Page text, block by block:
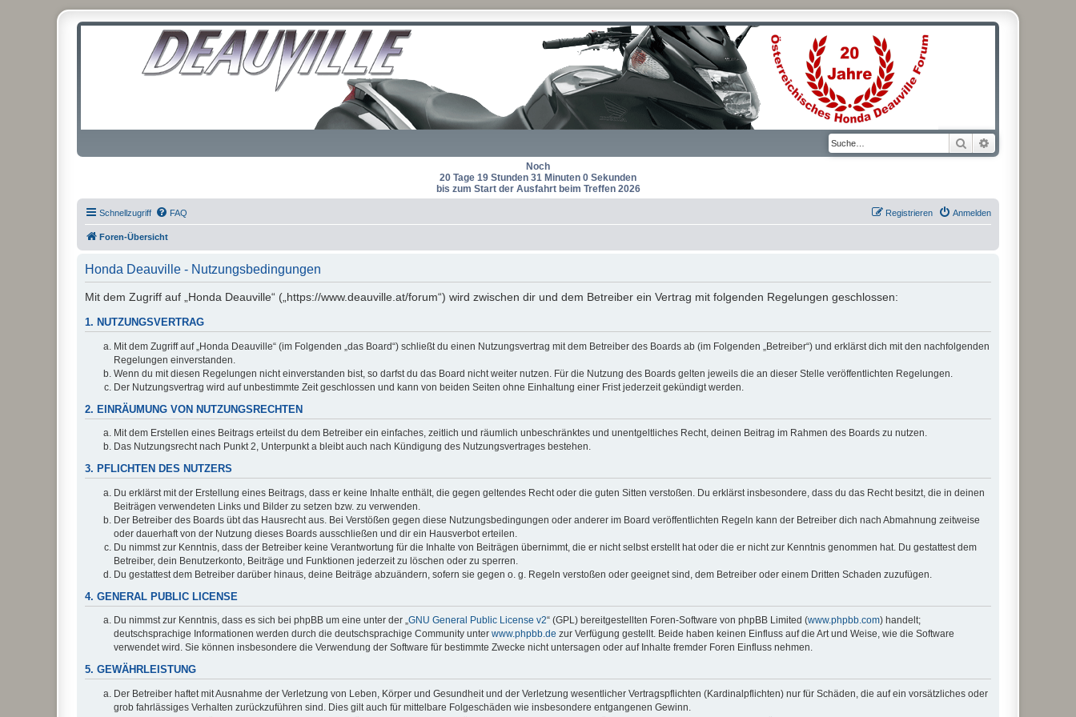
Suche
Noch
20 Tage 19 Stunden 31 Minuten 0 Sekunden
bis zum Start der Ausfahrt beim Treffen 2026
Schnellzugriff FAQ Anmelden
Registrieren
Foren-Übersicht
Honda Deauville - Nutzungsbedingungen
Mit dem Zugriff auf „Honda Deauville“ („https://www.deauville.at/forum“) wird zwischen dir und dem Betreiber ein Vertrag mit folgenden Regelungen geschlossen:
1. NUTZUNGSVERTRAG
Mit dem Zugriff auf „Honda Deauville“ (im Folgenden „das Board“) schließt du einen Nutzungsvertrag mit dem Betreiber des Boards ab (im Folgenden „Betreiber“) und erklärst dich mit den nachfolgenden
Regelungen einverstanden.
Wenn du mit diesen Regelungen nicht einverstanden bist, so darfst du das Board nicht weiter nutzen. Für die Nutzung des Boards gelten jeweils die an dieser Stelle veröffentlichten Regelungen.
Der Nutzungsvertrag wird auf unbestimmte Zeit geschlossen und kann von beiden Seiten ohne Einhaltung einer Frist jederzeit gekündigt werden.
2. EINRÄUMUNG VON NUTZUNGSRECHTEN
Mit dem Erstellen eines Beitrags erteilst du dem Betreiber ein einfaches, zeitlich und räumlich unbeschränktes und unentgeltliches Recht, deinen Beitrag im Rahmen des Boards zu nutzen.
Das Nutzungsrecht nach Punkt 2, Unterpunkt a bleibt auch nach Kündigung des Nutzungsvertrages bestehen.
3. PFLICHTEN DES NUTZERS
Du erklärst mit der Erstellung eines Beitrags, dass er keine Inhalte enthält, die gegen geltendes Recht oder die guten Sitten verstoßen. Du erklärst insbesondere, dass du das Recht besitzt, die in deinen
Beiträgen verwendeten Links und Bilder zu setzen bzw. zu verwenden.
Der Betreiber des Boards übt das Hausrecht aus. Bei Verstößen gegen diese Nutzungsbedingungen oder anderer im Board veröffentlichten Regeln kann der Betreiber dich nach Abmahnung zeitweise
oder dauerhaft von der Nutzung dieses Boards ausschließen und dir ein Hausverbot erteilen.
Du nimmst zur Kenntnis, dass der Betreiber keine Verantwortung für die Inhalte von Beiträgen übernimmt, die er nicht selbst erstellt hat oder die er nicht zur Kenntnis genommen hat. Du gestattest dem
Betreiber, dein Benutzerkonto, Beiträge und Funktionen jederzeit zu löschen oder zu sperren.
Du gestattest dem Betreiber darüber hinaus, deine Beiträge abzuändern, sofern sie gegen o. g. Regeln verstoßen oder geeignet sind, dem Betreiber oder einem Dritten Schaden zuzufügen.
4. GENERAL PUBLIC LICENSE
Du nimmst zur Kenntnis, dass es sich bei phpBB um eine unter der „GNU General Public License v2“ (GPL) bereitgestellten Foren-Software von phpBB Limited (www.phpbb.com) handelt;
deutschsprachige Informationen werden durch die deutschsprachige Community unter www.phpbb.de zur Verfügung gestellt. Beide haben keinen Einfluss auf die Art und Weise, wie die Software
verwendet wird. Sie können insbesondere die Verwendung der Software für bestimmte Zwecke nicht untersagen oder auf Inhalte fremder Foren Einfluss nehmen.
5. GEWÄHRLEISTUNG
Der Betreiber haftet mit Ausnahme der Verletzung von Leben, Körper und Gesundheit und der Verletzung wesentlicher Vertragspflichten (Kardinalpflichten) nur für Schäden, die auf ein vorsätzliches oder
grob fahrlässiges Verhalten zurückzuführen sind. Dies gilt auch für mittelbare Folgeschäden wie insbesondere entgangenen Gewinn.